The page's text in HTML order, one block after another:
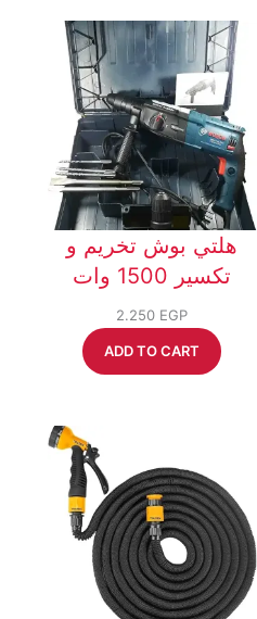
هلتي بوش تخريم و
تكسير 1500 وات
2.250 EGP
ADD TO CART